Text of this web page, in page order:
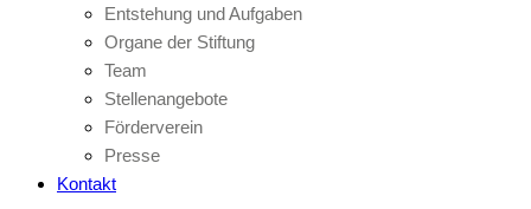
Entstehung und Aufgaben
Organe der Stiftung
Team
Stellenangebote
Förderverein
Presse
Kontakt